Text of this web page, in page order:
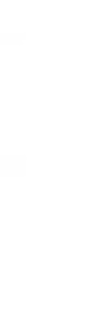
системы